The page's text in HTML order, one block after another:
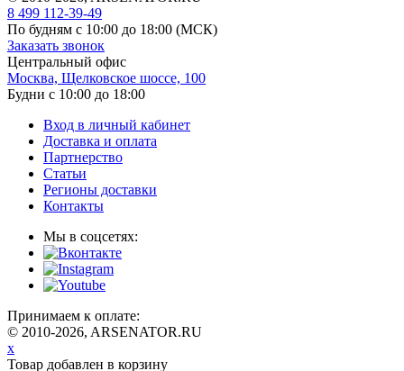
8 499 112-39-49
По будням с 10:00 до 18:00 (МСК)
Заказать звонок
Центральный офис
Москва, Щелковское шоссе, 100
Будни с 10:00 до 18:00
Вход в личный кабинет
Доставка и оплата
Партнерство
Статьи
Регионы доставки
Контакты
Мы в соцсетях:
Принимаем к оплате:
© 2010-2026, ARSENATOR.RU
x
Товар добавлен в корзину